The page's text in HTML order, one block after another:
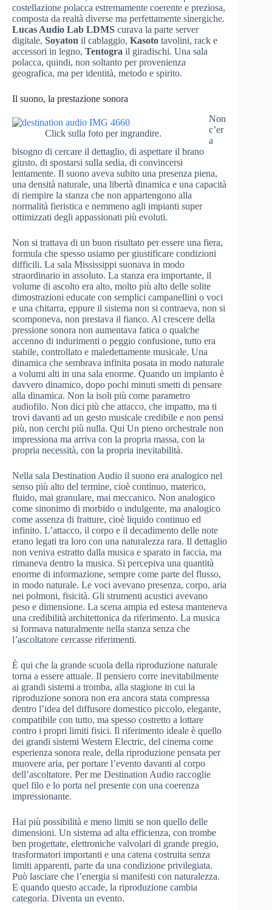
costellazione polacca estremamente coerente e preziosa,
composta da realtà diverse ma perfettamente sinergiche.
Lucas Audio Lab LDMS curava la parte server
digitale, Soyaton il cablaggio, Kasoto tavolini, rack e
accessori in legno, Tentogra il giradischi. Una sala
polacca, quindi, non soltanto per provenienza
geografica, ma per identità, metodo e spirito.
Il suono, la prestazione sonora
Click sulla foto per ingrandire.
Non
c’er
a
bisogno di cercare il dettaglio, di aspettare il brano
giusto, di spostarsi sulla sedia, di convincersi
lentamente. Il suono aveva subito una presenza piena,
una densità naturale, una libertà dinamica e una capacità
di riempire la stanza che non appartengono alla
normalità fieristica e nemmeno agli impianti super
ottimizzati degli appassionati più evoluti.
Non si trattava di un buon risultato per essere una fiera,
formula che spesso usiamo per giustificare condizioni
difficili. La sala Mississippi suonava in modo
straordinario in assoluto. La stanza era importante, il
volume di ascolto era alto, molto più alto delle solite
dimostrazioni educate con semplici campanellini o voci
e una chitarra, eppure il sistema non si contraeva, non si
scomponeva, non prestava il fianco. Al crescere della
pressione sonora non aumentava fatica o qualche
accenno di indurimenti o peggio confusione, tutto era
stabile, controllato e maledettamente musicale. Una
dinamica che sembrava infinita posata in modo naturale
a volumi alti in una sala enorme. Quando un impianto è
davvero dinamico, dopo pochi minuti smetti di pensare
alla dinamica. Non la isoli più come parametro
audiofilo. Non dici più che attacco, che impatto, ma ti
trovi davanti ad un gesto musicale credibile e non pensi
più, non cerchi più nulla. Qui Un pieno orchestrale non
impressiona ma arriva con la propria massa, con la
propria necessità, con la propria inevitabilità.
Nella sala Destination Audio il suono era analogico nel
senso più alto del termine, cioè continuo, materico,
fluido, mai granulare, mai meccanico. Non analogico
come sinonimo di morbido o indulgente, ma analogico
come assenza di fratture, cioè liquido continuo ed
infinito. L’attacco, il corpo e il decadimento delle note
erano legati tra loro con una naturalezza rara. Il dettaglio
non veniva estratto dalla musica e sparato in faccia, ma
rimaneva dentro la musica. Si percepiva una quantità
enorme di informazione, sempre come parte del flusso,
in modo naturale. Le voci avevano presenza, corpo, aria
nei polmoni, fisicità. Gli strumenti acustici avevano
peso e dimensione. La scena ampia ed estesa manteneva
una credibilità architettonica da riferimento. La musica
si formava naturalmente nella stanza senza che
l’ascoltatore cercasse riferimenti.
È qui che la grande scuola della riproduzione naturale
torna a essere attuale. Il pensiero corre inevitabilmente
ai grandi sistemi a tromba, alla stagione in cui la
riproduzione sonora non era ancora stata compressa
dentro l’idea del diffusore domestico piccolo, elegante,
compatibile con tutto, ma spesso costretto a lottare
contro i propri limiti fisici. Il riferimento ideale è quello
dei grandi sistemi Western Electric, del cinema come
esperienza sonora reale, della riproduzione pensata per
muovere aria, per portare l’evento davanti al corpo
dell’ascoltatore. Per me Destination Audio raccoglie
quel filo e lo porta nel presente con una coerenza
impressionante.
Hai più possibilità e meno limiti se non quello delle
dimensioni. Un sistema ad alta efficienza, con trombe
ben progettate, elettroniche valvolari di grande pregio,
trasformatori importanti e una catena costruita senza
limiti apparenti, parte da una condizione privilegiata.
Può lasciare che l’energia si manifesti con naturalezza.
E quando questo accade, la riproduzione cambia
categoria. Diventa un evento.